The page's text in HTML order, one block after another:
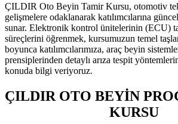
ÇILDIR Oto Beyin Tamir Kursu, otomotiv
gelişmelere odaklanarak katılımcılarına
sunar. Elektronik kontrol ünitelerinin (ECU)
süreçlerini öğrenmek, kursumuzun temel
boyunca katılımcılarımıza, araç beyin
prensiplerinden detaylı arıza tespit
konuda bilgi veriyoruz.
ÇILDIR OTO BEYİN
KURSU